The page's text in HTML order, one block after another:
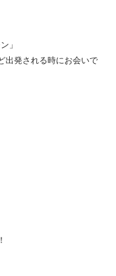
」
出発される時にお会いで